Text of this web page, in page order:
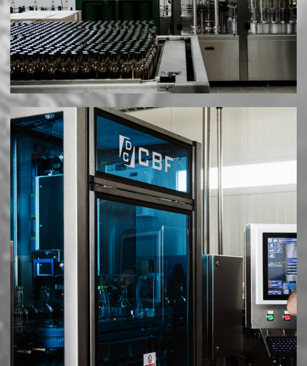
HOSTED AND PROTECTED BY FREESPIRITS
|
ΠΟΛΙΤΙΚΉ ΑΠΟΡΡΉΤΟΥ & COOKIES
© 2025 MESIMVRIA WINES. ALL RIGHTS RESERVED